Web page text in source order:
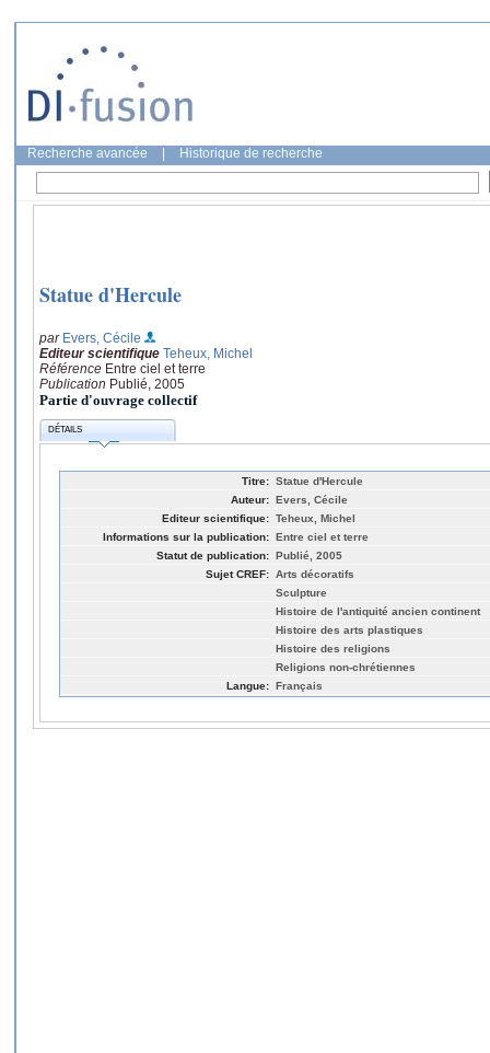
Recherche avancée Historique de recherche
Statue d'Hercule
par Evers, Cécile
Editeur scientifique Teheux, Michel
Référence Entre ciel et terre
Publication Publié, 2005
Partie d'ouvrage collectif
DÉTAILS
Titre: Statue d'Hercule
Auteur: Evers, Cécile
Editeur scientifique: Teheux, Michel
Informations sur la publication: Entre ciel et terre
Statut de publication: Publié, 2005
Sujet CREF: Arts décoratifs
Sculpture
Histoire de l'antiquité ancien continent
Histoire des arts plastiques
Histoire des religions
Religions non-chrétiennes
Langue: Français